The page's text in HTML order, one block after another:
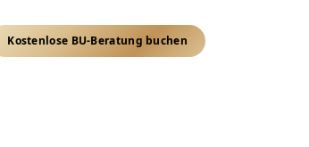
Kostenlose BU-Beratung buchen